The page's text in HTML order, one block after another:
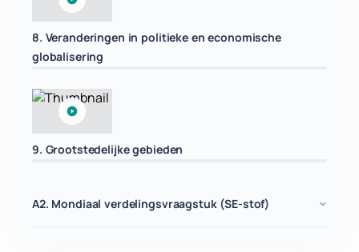
8. Veranderingen in politieke en economische
globalisering
9. Grootstedelijke gebieden
A2. Mondiaal verdelingsvraagstuk (SE-stof)